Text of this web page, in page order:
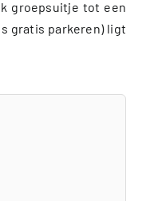
groepsuitje tot een
gratis parkeren) ligt